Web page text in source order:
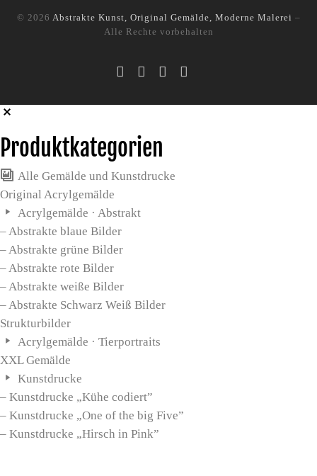
© 2026 Abstrakte Kunst, Original Gemälde, Moderne Malerei –
Alle Rechte vorbehalten
Produktkategorien
Alle Gemälde und Kunstdrucke
Original Acrylgemälde
Acrylgemälde · Abstrakt
– Abstrakte blaue Bilder
– Abstrakte grüne Bilder
– Abstrakte rote Bilder
– Abstrakte weiße Bilder
– Abstrakte Schwarz Weiß Bilder
Strukturbilder
Acrylgemälde · Tierportraits
XXL Gemälde
Kunstdrucke
– Kunstdrucke „Kühe codiert”
– Kunstdrucke „One of the big Five”
– Kunstdrucke „Hirsch in Pink”